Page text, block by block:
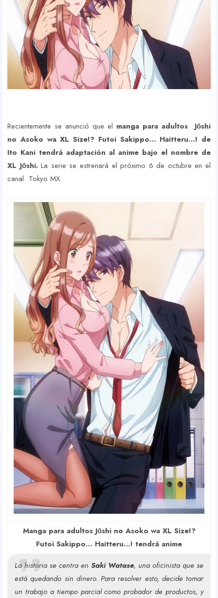
Recientemente se anunció que el manga para adultos Jо̄shi
no Asoko wa XL Size!? Futoi Sakippo… Haitteru…! de
Ito Kani tendrá adaptación al anime bajo el nombre de
XL Jо̄shi.La serie se estrenará el próximo 6 de octubre en el
canal Tokyo MX.
Manga para adultos Jо̄shi no Asoko wa XL Size!?
Futoi Sakippo… Haitteru…! tendrá anime
La historia se centra en Saki Watase, una oficinista que se
está quedando sin dinero. Para resolver esto, decide tomar
un trabajo a tiempo parcial como probador de productos, y